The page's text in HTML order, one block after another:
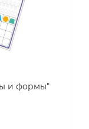
и формы"